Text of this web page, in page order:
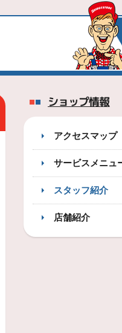
ショップ情報
アクセスマップ
サービスメニュ
スタッフ紹介
店舗紹介